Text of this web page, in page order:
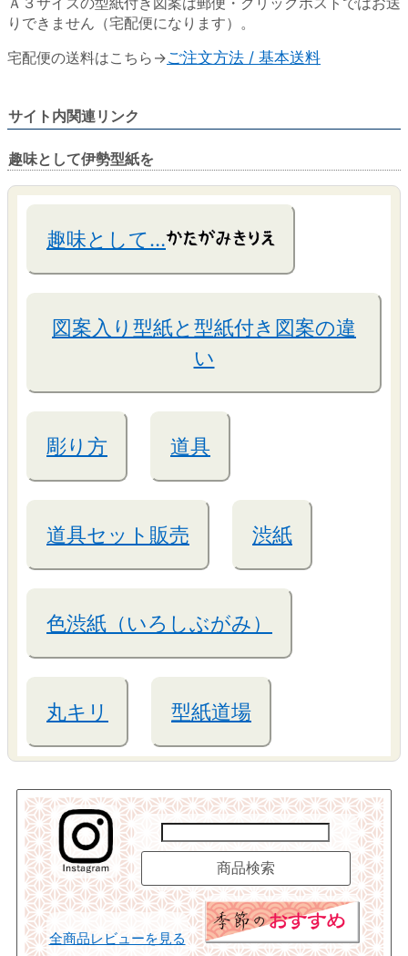
りできません（宅配便になります）。
宅配便の送料はこちら→ご注文方法 / 基本送料
サイト内関連リンク
趣味として伊勢型紙を
趣味として…
図案入り型紙と型紙付き図案の違
い
彫り方 道具
道具セット販売 渋紙
色渋紙（いろしぶがみ）
丸キリ 型紙道場
全商品レビューを見る